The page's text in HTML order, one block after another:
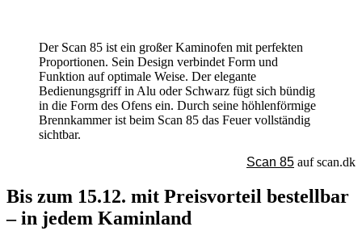
Der Scan 85 ist ein großer Kaminofen mit perfekten
Proportionen. Sein Design verbindet Form und
Funktion auf optimale Weise. Der elegante
Bedienungsgriff in Alu oder Schwarz fügt sich bündig
in die Form des Ofens ein. Durch seine höhlenförmige
Brennkammer ist beim Scan 85 das Feuer vollständig
sichtbar.
Scan 85 auf scan.dk
Bis zum 15.12. mit Preisvorteil bestellbar
– in jedem Kaminland